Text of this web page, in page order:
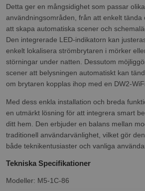
Detta ger en mångsidighet som passar olika
användningsområden, från att enkelt tända
att skapa automatiska scener och
Den integrerade LED-indikatorn kan
enkelt lokalisera strömbrytaren i mörker
störningar under natten. Dessutom
scener att belysningen automatiskt kan
om brytaren kopplas ihop med en DW2-
Med dess enkla installation och breda
en utmärkt lösning för att integrera smart
ditt hem. Den erbjuder en balans mellan
traditionell användarvänlighet, vilket gör
både teknikentusiaster och vanliga
Tekniska Specifikationer
Modeller: M5-1C-86